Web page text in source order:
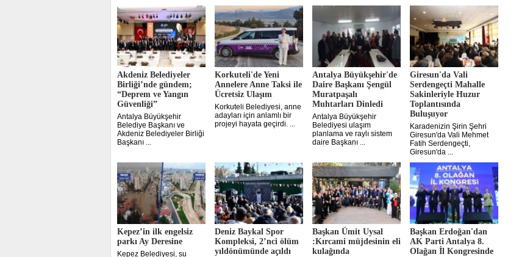
Akdeniz Belediyeler
Birliği’nde gündem;
“Deprem ve Yangın
Güvenliği”
Antalya Büyükşehir
Belediye Başkanı ve
Akdeniz Belediyeler Birliği
Başkanı ...
Korkuteli'de Yeni
Annelere Anne Taksi ile
Ücretsiz Ulaşım
Korkuteli Belediyesi, anne
adayları için anlamlı bir
projeyi hayata geçirdi. ...
Antalya Büyükşehir'de
Daire Başkanı Şengül
Muratpaşalı
Muhtarları Dinledi
Antalya Büyükşehir
Belediyesi ulaşım
planlama ve raylı sistem
daire Başkanı ...
Giresun'da Vali
Serdengeçti Mahalle
Sakinleriyle Huzur
Toplantısında
Buluşuyor
Karadenizin Şirin Şehri
Giresun'da Vali Mehmet
Fatih Serdengeçti,
Giresun'da ...
Kepez’in ilk engelsiz
parkı Ay Deresine
Kepez Belediyesi, su
Deniz Baykal Spor
Kompleksi, 2’nci ölüm
yıldönümünde açıldı
Başkan Ümit Uysal
:Kırcami müjdesinin eli
kulağında
Başkan Erdoğan'dan
AK Parti Antalya 8.
Olağan İl Kongresinde